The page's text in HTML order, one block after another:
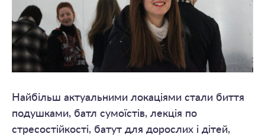
Найбільш актуальними локаціями стали биття
подушками, батл сумоїстів, лекція по
стресостійкості, батут для дорослих і дітей,